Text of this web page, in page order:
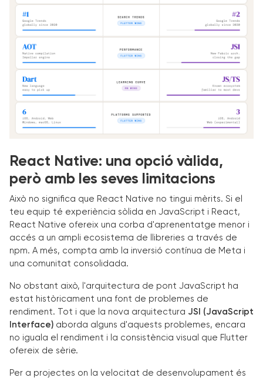
React Native: una opció vàlida,
però amb les seves limitacions
Això no significa que React Native no tingui mèrits. Si el
teu equip té experiència sòlida en JavaScript i React,
React Native ofereix una corba d'aprenentatge menor i
accés a un ampli ecosistema de llibreries a través de
npm. A més, compta amb la inversió contínua de Meta i
una comunitat consolidada.
No obstant això, l'arquitectura de pont JavaScript ha
estat històricament una font de problemes de
rendiment. Tot i que la nova arquitectura JSI (JavaScript
Interface) aborda alguns d'aquests problemes, encara
no iguala el rendiment i la consistència visual que Flutter
ofereix de sèrie.
Per a projectes on la velocitat de desenvolupament és